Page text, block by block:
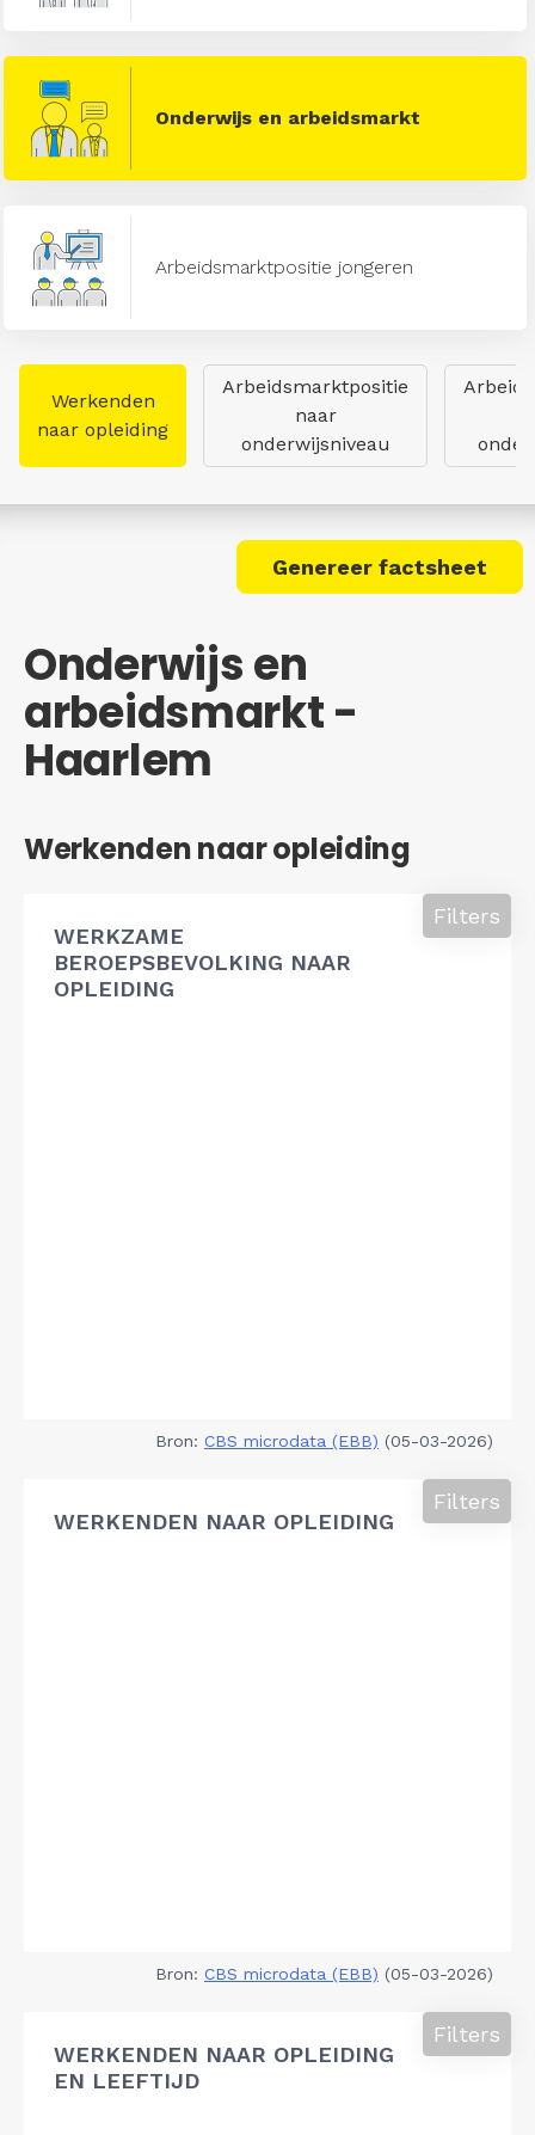
Onderwijs en arbeidsmarkt
Arbeidsmarktpositie jongeren
Werkenden
naar opleiding
Arbeidsmarktpositie
naar
onderwijsniveau
Genereer factsheet
Onderwijs en
arbeidsmarkt -
Haarlem
Werkenden naar opleiding
WERKZAME
BEROEPSBEVOLKING NAAR
OPLEIDING
Filters
Bron: CBS microdata (EBB) (05-03-2026)
WERKENDEN NAAR OPLEIDING
Filters
Bron: CBS microdata (EBB) (05-03-2026)
WERKENDEN NAAR OPLEIDING
EN LEEFTIJD
Filters